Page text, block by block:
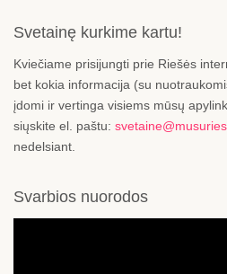
Svetainę kurkime kartu!
Kviečiame prisijungti prie Riešės
bet kokia informacija (su
įdomi ir vertinga visiems mūsų
siųskite el. paštu:
nedelsiant.
Svarbios nuorodos